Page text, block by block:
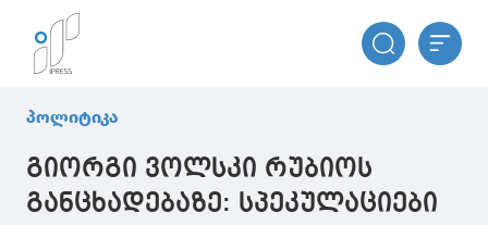
პოლიტიკა
გიორგი ვოლსკი რუბიოს
განცხადებაზე: სპეკულაციები